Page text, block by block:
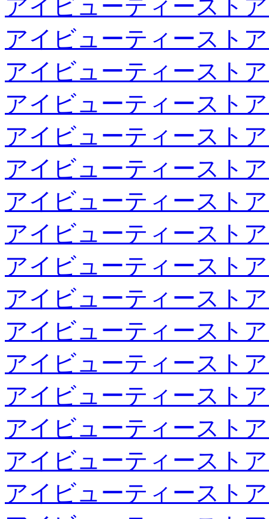
アイビューティースト
アイビューティースト
アイビューティースト
アイビューティースト
アイビューティースト
アイビューティースト
アイビューティースト
アイビューティースト
アイビューティースト
アイビューティースト
アイビューティースト
アイビューティースト
アイビューティースト
アイビューティースト
アイビューティースト
アイビューティースト